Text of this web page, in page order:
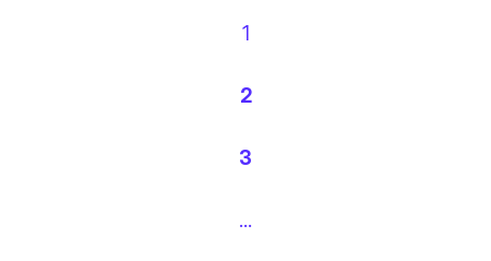
1
2
3
…